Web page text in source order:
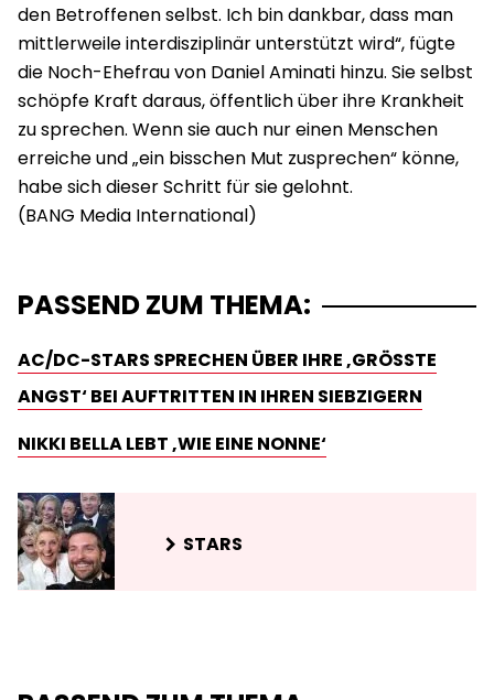
den Betroffenen selbst. Ich bin dankbar, dass man
mittlerweile interdisziplinär unterstützt wird“, fügte
die Noch-Ehefrau von Daniel Aminati hinzu. Sie selbst
schöpfe Kraft daraus, öffentlich über ihre Krankheit
zu sprechen. Wenn sie auch nur einen Menschen
erreiche und „ein bisschen Mut zusprechen“ könne,
habe sich dieser Schritt für sie gelohnt.
PASSEND ZUM THEMA:
AC/DC-STARS SPRECHEN ÜBER IHRE ‚GRÖSSTE A
NGST‘ BEI AUFTRITTEN IN IHREN SIEBZIGERN
NIKKI BELLA LEBT ‚WIE EINE NONNE‘
STARS